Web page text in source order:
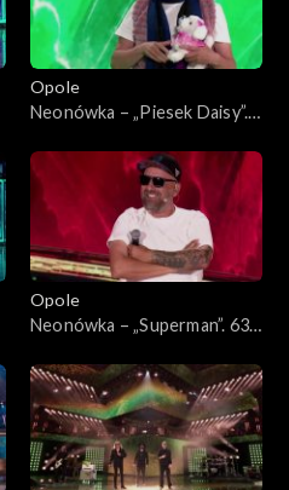
Opole
Neonówka – „Piesek Daisy”.
Neo-Nówka
Opole
Neonówka – „Superman”. 63.
Nówka